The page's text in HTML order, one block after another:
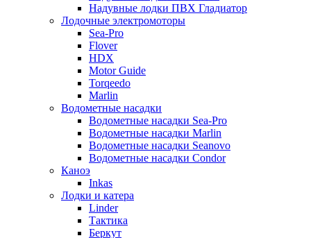
Надувные лодки ПВХ Гладиатор
Лодочные электромоторы
Sea-Pro
Flover
HDX
Motor Guide
Torqeedo
Marlin
Водометные насадки
Водометные насадки Sea-Pro
Водометные насадки Marlin
Водометные насадки Seanovo
Водометные насадки Condor
Каноэ
Inkas
Лодки и катера
Linder
Тактика
Беркут